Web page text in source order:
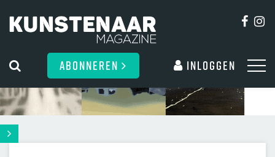
ABONNEREN Inloggen